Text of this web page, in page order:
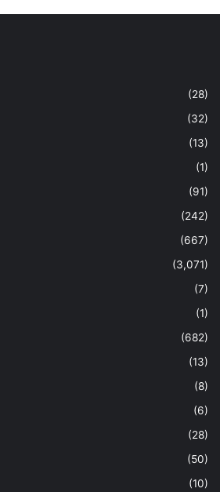
(28)
(32)
(13)
(1)
(91)
(242)
(667)
(3,071)
(7)
(1)
(682)
(13)
(8)
(6)
(28)
(50)
(10)